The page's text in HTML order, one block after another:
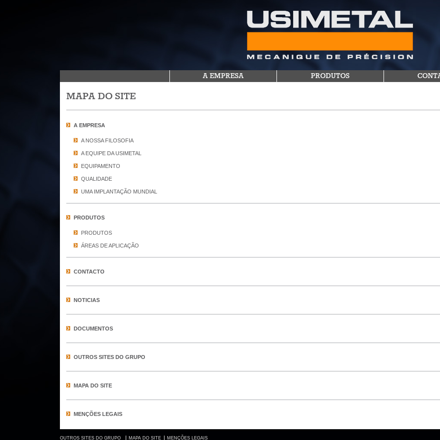
A EMPRESA PRODUTOS
MAPA DO SITE
A EMPRESA
A NOSSA FILOSOFIA
​A EQUIPE DA USIMETAL
EQUIPAMENTO
QUALIDADE
UMA IMPLANTAÇÃO MUNDIAL
PRODUTOS
PRODUTOS
ÁREAS DE APLICAÇÃO
CONTACTO
NOTICIAS
DOCUMENTOS
OUTROS SITES DO GRUPO
MAPA DO SITE
MENÇÕES LEGAIS
OUTROS SITES DO GRUPO MAPA DO SITE MENÇÕES LEGAIS